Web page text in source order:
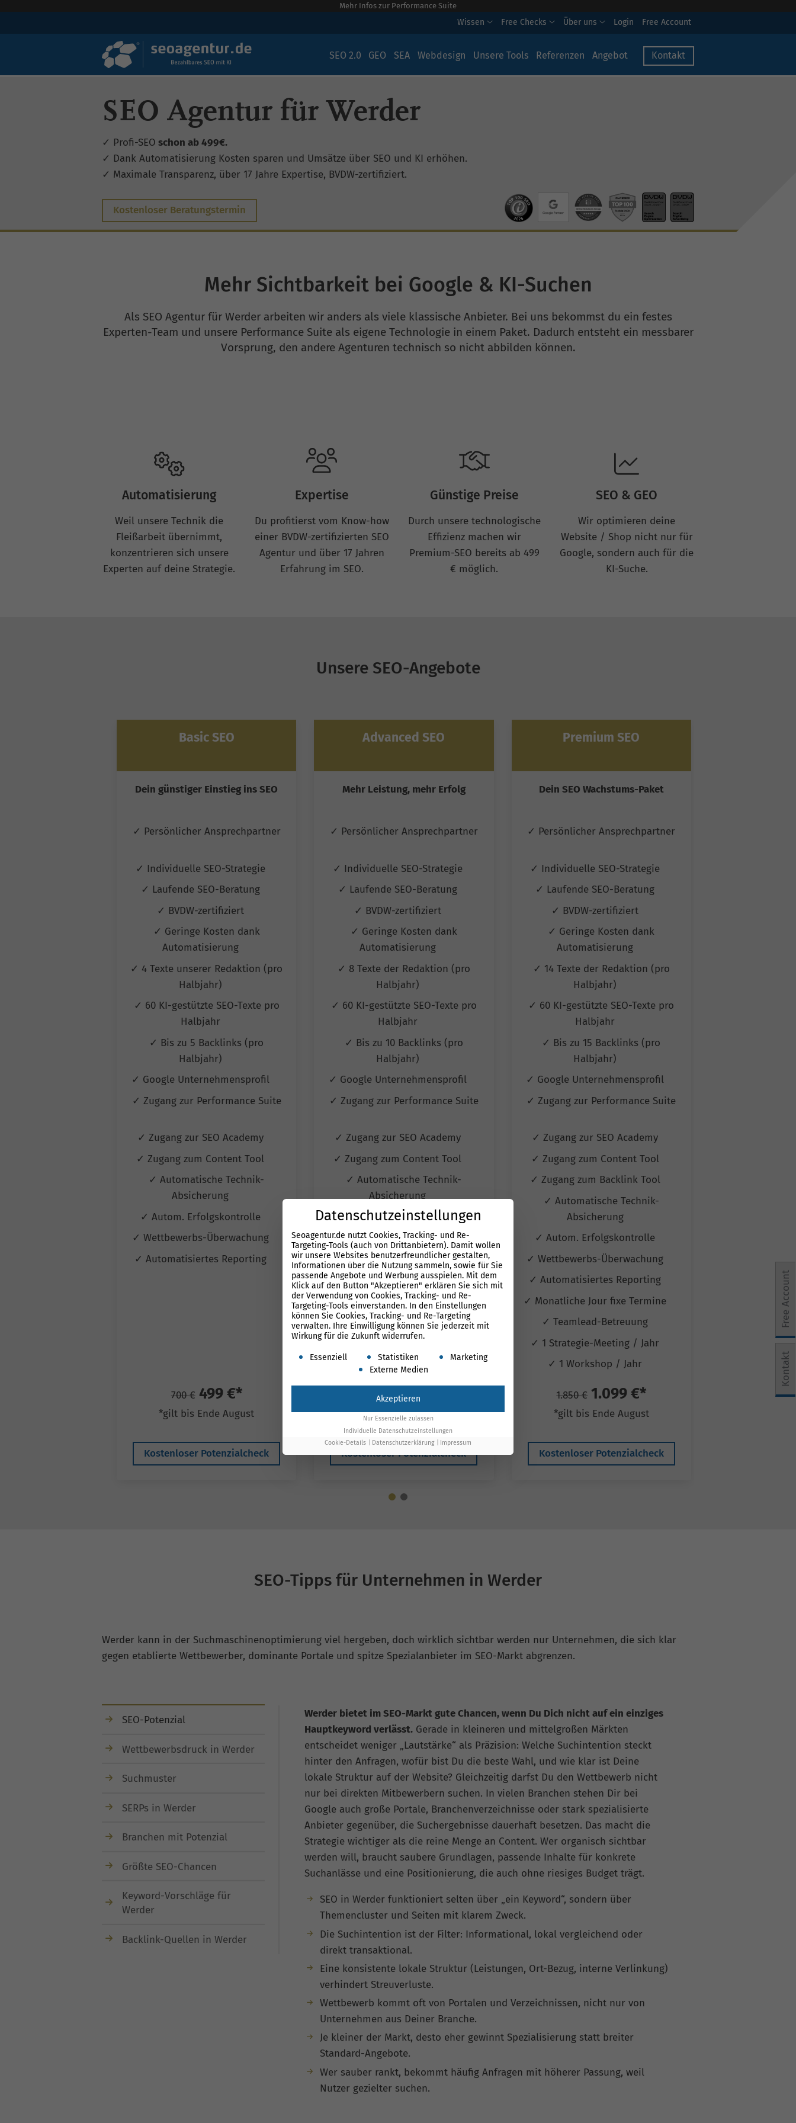
Mehr Infos zur Performance Suite
Wissen Free Checks Über uns Login Free Account
SEO 2.0 GEO SEA Webdesign Unsere Tools Referenzen Angebot Kontakt
SEO Agentur für Werder
✓ Profi-SEO schon ab 499€.
✓ Dank Automatisierung Kosten sparen und Umsätze über SEO und KI erhöhen.
✓ Maximale Transparenz, über 17 Jahre Expertise, BVDW-zertifiziert.
Kostenloser Beratungstermin
Mehr Sichtbarkeit bei Google & KI-Suchen
Als SEO Agentur für Werder arbeiten wir anders als viele klassische Anbieter. Bei uns bekommst du ein festes
Experten-Team und unsere Performance Suite als eigene Technologie in einem Paket. Dadurch entsteht ein messbarer
Vorsprung, den andere Agenturen technisch so nicht abbilden können.
Automatisierung
Weil unsere Technik die
Fleißarbeit übernimmt,
konzentrieren sich unsere
Experten auf deine Strategie.
Expertise
Du profitierst vom Know-how
einer BVDW-zertifizierten SEO
Agentur und über 17 Jahren
Erfahrung im SEO.
Günstige Preise
Durch unsere technologische
Effizienz machen wir
Premium-SEO bereits ab 499
€ möglich.
SEO & GEO
Wir optimieren deine
Website / Shop nicht nur für
Google, sondern auch für die
KI-Suche.
Unsere SEO-Angebote
Basic SEO
Dein günstiger Einstieg ins SEO
✓ Persönlicher Ansprechpartner
✓ Individuelle SEO-Strategie
✓ Laufende SEO-Beratung
✓ BVDW-zertifiziert
✓ Geringe Kosten dank
Automatisierung
✓ 4 Texte unserer Redaktion (pro
Halbjahr)
✓ 60 KI-gestützte SEO-Texte pro
Halbjahr
✓ Bis zu 5 Backlinks (pro
Halbjahr)
✓ Google Unternehmensprofil
✓ Zugang zur Performance Suite
✓ Zugang zur SEO Academy
✓ Zugang zum Content Tool
✓ Automatische Technik-
Absicherung
✓ Autom. Erfolgskontrolle
✓ Wettbewerbs-Überwachung
✓ Automatisiertes Reporting
700 €499 €*
*gilt bis Ende August
Kostenloser Potenzialcheck
Advanced SEO
Mehr Leistung, mehr Erfolg
✓ Persönlicher Ansprechpartner
✓ Individuelle SEO-Strategie
✓ Laufende SEO-Beratung
✓ BVDW-zertifiziert
✓ Geringe Kosten dank
Automatisierung
✓ 8 Texte der Redaktion (pro
Halbjahr)
✓ 60 KI-gestützte SEO-Texte pro
Halbjahr
✓ Bis zu 10 Backlinks (pro
Halbjahr)
✓ Google Unternehmensprofil
✓ Zugang zur Performance Suite
✓ Zugang zur SEO Academy
✓ Zugang zum Content Tool
✓ Automatische Technik-
Absicherung
✓ Autom. Erfolgskontrolle
✓ Wettbewerbs-Überwachung
✓ Automatisiertes Reporting
✓ Quartals Jour fixe Termine
1.100 €699 €*
*gilt bis Ende August
Kostenloser Potenzialcheck
Premium SEO
Dein SEO Wachstums-Paket
✓ Persönlicher Ansprechpartner
✓ Individuelle SEO-Strategie
✓ Laufende SEO-Beratung
✓ BVDW-zertifiziert
✓ Geringe Kosten dank
Automatisierung
✓ 14 Texte der Redaktion (pro
Halbjahr)
✓ 60 KI-gestützte SEO-Texte pro
Halbjahr
✓ Bis zu 15 Backlinks (pro
Halbjahr)
✓ Google Unternehmensprofil
✓ Zugang zur Performance Suite
✓ Zugang zur SEO Academy
✓ Zugang zum Content Tool
✓ Zugang zum Backlink Tool
✓ Automatische Technik-
Absicherung
✓ Autom. Erfolgskontrolle
✓ Wettbewerbs-Überwachung
✓ Automatisiertes Reporting
✓ Monatliche Jour fixe Termine
✓ Teamlead-Betreuung
✓ 1 Strategie-Meeting / Jahr
✓ 1 Workshop / Jahr
1.850 € 1.099 €*
*gilt bis Ende August
Kostenloser Potenzialcheck
✓
✓
✓ Monatliche
✓
✓ 1
✓ 1
3.250 €
SEO-Tipps für Unternehmen in Werder
Werder kann in der Suchmaschinenoptimierung viel hergeben, doch wirklich sichtbar werden nur Unternehmen, die sich klar
gegen etablierte Wettbewerber, dominante Portale und spitze Spezialanbieter im SEO-Markt abgrenzen.
SEO-Potenzial
Wettbewerbsdruck in Werder
Suchmuster
SERPs in Werder
Branchen mit Potenzial
Größte SEO-Chancen
Keyword-Vorschläge für
Werder
Backlink-Quellen in Werder
Werder bietet im SEO-Markt gute Chancen, wenn Du Dich nicht auf ein einziges
Hauptkeyword verlässt. Gerade in kleineren und mittelgroßen Märkten
entscheidet weniger „Lautstärke“ als Präzision: Welche Suchintention steckt
hinter den Anfragen, wofür bist Du die beste Wahl, und wie klar ist Deine
lokale Struktur auf der Website? Gleichzeitig darfst Du den Wettbewerb nicht
nur bei direkten Mitbewerbern suchen. In vielen Branchen stehen Dir bei
Google auch große Portale, Branchenverzeichnisse oder stark spezialisierte
Anbieter gegenüber, die Suchergebnisse dauerhaft besetzen. Das macht die
Strategie wichtiger als die reine Menge an Content. Wer organisch sichtbar
werden will, braucht saubere Grundlagen, passende Inhalte für konkrete
Suchanlässe und eine Positionierung, die auch ohne riesiges Budget trägt.
SEO in Werder funktioniert selten über „ein Keyword“, sondern über
Themencluster und Seiten mit klarem Zweck.
Die Suchintention ist der Filter: Informational, lokal vergleichend oder
direkt transaktional.
Eine konsistente lokale Struktur (Leistungen, Ort-Bezug, interne Verlinkung)
verhindert Streuverluste.
Wettbewerb kommt oft von Portalen und Verzeichnissen, nicht nur von
Unternehmen aus Deiner Branche.
Je kleiner der Markt, desto eher gewinnt Spezialisierung statt breiter
Standard-Angebote.
Wer sauber rankt, bekommt häufig Anfragen mit höherer Passung, weil
Nutzer gezielter suchen.
Kontakt
Free Account
Datenschutzeinstellungen
Seoagentur.de nutzt Cookies, Tracking- und Re-
Targeting-Tools (auch von Drittanbietern). Damit wollen
wir unsere Websites benutzerfreundlicher gestalten,
Informationen über die Nutzung sammeln, sowie für Sie
passende Angebote und Werbung ausspielen. Mit dem
Klick auf den Button "Akzeptieren" erklären Sie sich mit
der Verwendung von Cookies, Tracking- und Re-
Targeting-Tools einverstanden. In den Einstellungen
können Sie Cookies, Tracking- und Re-Targeting
verwalten. Ihre Einwilligung können Sie jederzeit mit
Wirkung für die Zukunft widerrufen.
Es folgt eine Liste der Service-Gruppen, für die eine Einwilligung erteilt werden kann. Die erste Service-
Essenziell Statistiken
Marketing
Externe Medien
Akzeptieren
Nur Essenzielle zulassen
Individuelle Datenschutzeinstellungen
Cookie-Details
Datenschutzerklärung Impressum